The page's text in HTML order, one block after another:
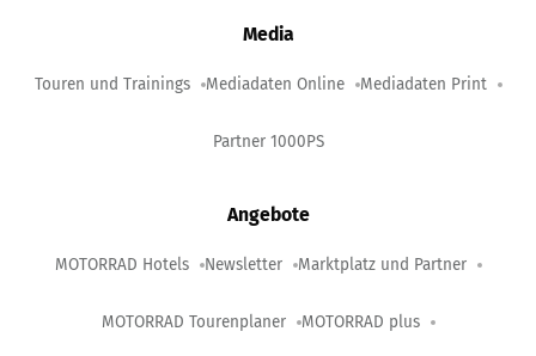
Media
Touren und Trainings Mediadaten Online Mediadaten Print
Partner 1000PS
Angebote
MOTORRAD Hotels Newsletter Marktplatz und Partner
MOTORRAD Tourenplaner MOTORRAD plus